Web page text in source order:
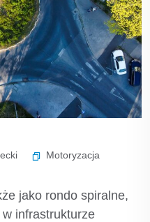
Motoryzacja
jako rondo spiralne,
infrastrukturze